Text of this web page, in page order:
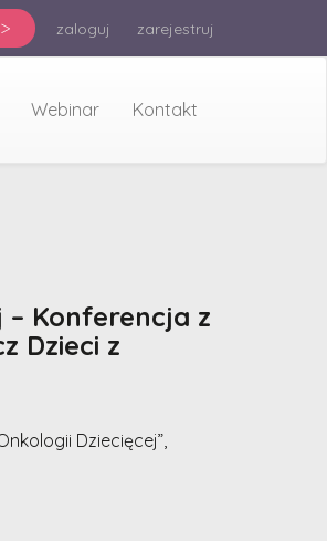
> zaloguj zarejestruj
Webinar Kontakt
Konferencja z
Dzieci z
Dziecięcej”,